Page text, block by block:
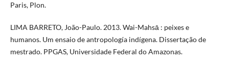
Paris, Plon.
LIMA BARRETO, João-Paulo. 2013. Wai-Mahsā : peixes e
humanos. Um ensaio de antropología indígena. Dissertação de
mestrado. PPGAS, Universidade Federal do Amazonas.